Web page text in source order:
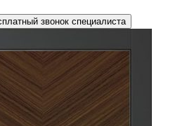
звонок специалиста